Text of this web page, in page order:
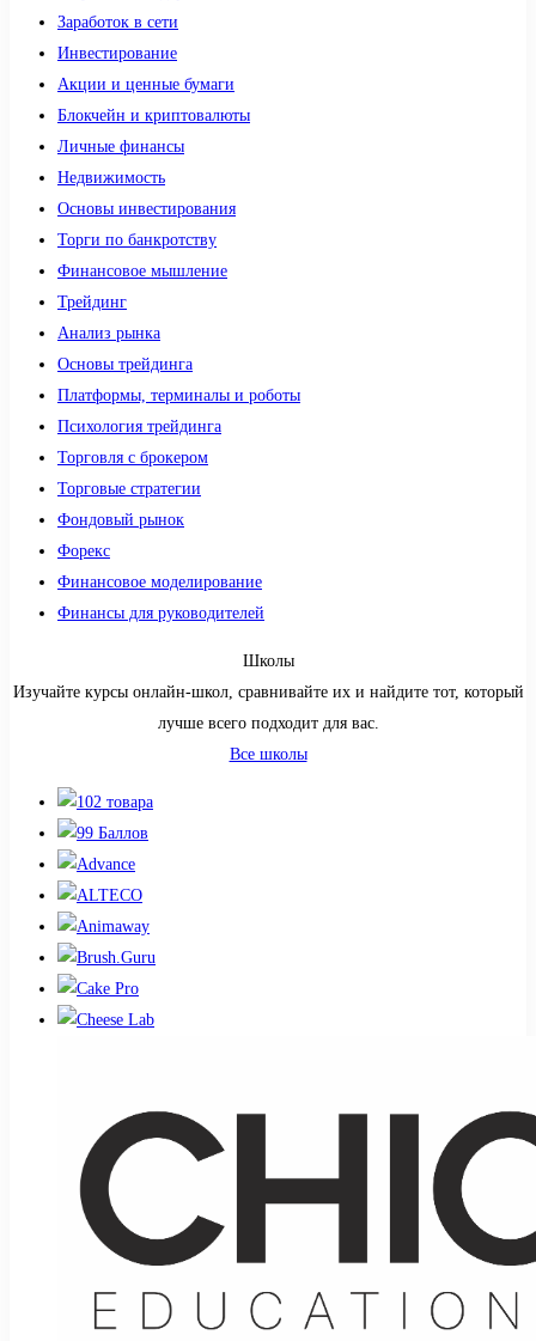
Заработок в сети
Инвестирование
Акции и ценные бумаги
Блокчейн и криптовалюты
Личные финансы
Недвижимость
Основы инвестирования
Торги по банкротству
Финансовое мышление
Трейдинг
Анализ рынка
Основы трейдинга
Платформы, терминалы и роботы
Психология трейдинга
Торговля с брокером
Торговые стратегии
Фондовый рынок
Форекс
Финансовое моделирование
Финансы для руководителей
Школы
Изучайте курсы онлайн-школ, сравнивайте их и найдите тот, который
лучше всего подходит для вас.
Все школы